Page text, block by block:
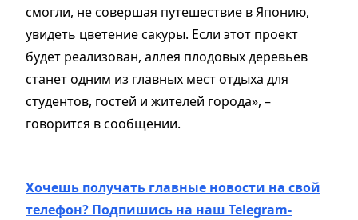
смогли, не совершая путешествие в Японию,
увидеть цветение сакуры. Если этот проект
будет реализован, аллея плодовых деревьев
станет одним из главных мест отдыха для
студентов, гостей и жителей города», –
говорится в сообщении.
Хочешь получать главные новости на свой
телефон? Подпишись на наш Telegram-